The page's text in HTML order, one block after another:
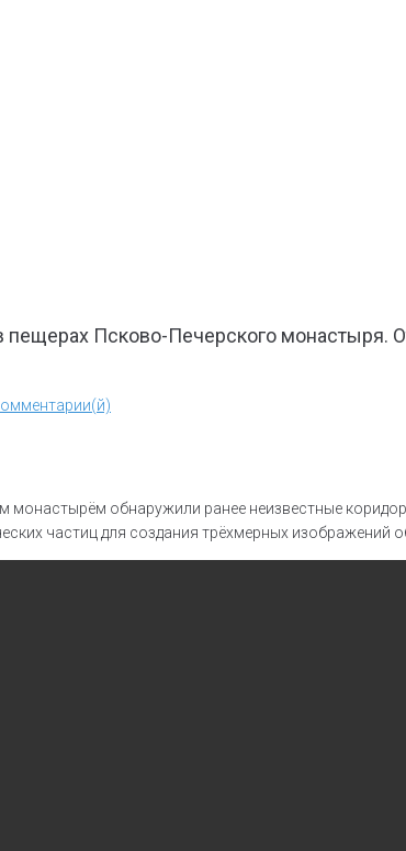
Псково-Печерского монастыря.
обнаружили ранее неизвестные
частиц для создания трёхмерных изображений